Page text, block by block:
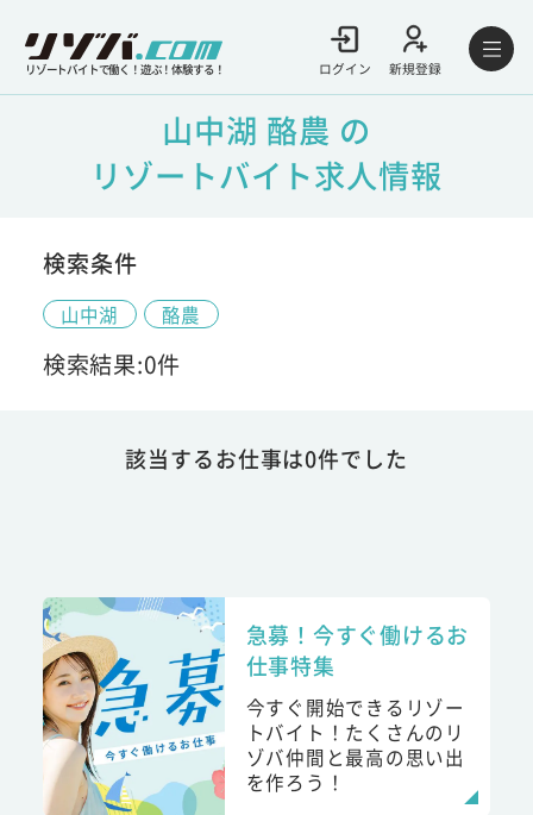
リゾートバイトで働く！遊ぶ！体験する！ ログイン 新規登録
山中湖 酪農 の
リゾートバイト求人情報
検索条件
山中湖 酪農
検索結果:0件
該当するお仕事は0件でした
急募！今すぐ働けるお
仕事特集
今すぐ開始できるリゾー
トバイト！たくさんのリ
ゾバ仲間と最高の思い出
を作ろう！